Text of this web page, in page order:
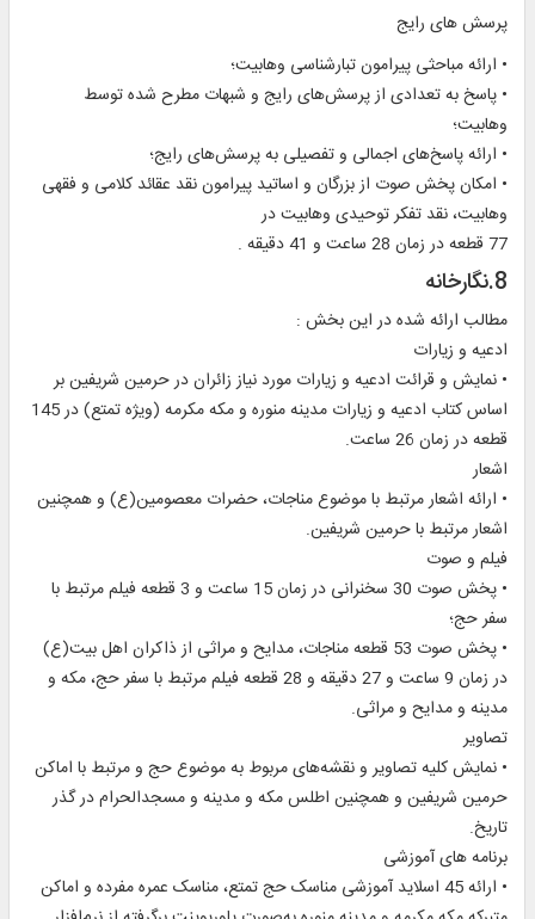
پرسش های رايج
• ارائه مباحثی پيرامون تبارشناسی وهابيت؛
• پاسخ به تعدادی از پرسش‌های رایج و شبهات مطرح شده توسط
وهابيت؛
• ارائه پاسخ‌های اجمالی و تفصيلی به پرسش‌های رایج؛
• امکان پخش صوت از بزرگان و اساتيد پيرامون نقد عقائد کلامی و فقهی
وهابيت، نقد تفکر توحيدی وهابيت در
77 قطعه در زمان 28 ساعت و 41 دقيقه .
8.نگارخانه
مطالب ارائه شده در اين بخش :
ادعيه و زيارات
• نمايش و قرائت ادعيه و زيارات مورد نياز زائران در حرمين شريفين بر
اساس کتاب ادعيه و زيارات مدينه منوره و مكه مكرمه (ويژه تمتع) در 145
قطعه در زمان 26 ساعت.
اشعار
• ارائه اشعار مرتبط با موضوع مناجات، حضرات معصومين(ع) و همچنين
اشعار مرتبط با حرمين شريفين.
فيلم و صوت
• پخش صوت 30 سخنرانی در زمان 15 ساعت و 3 قطعه فيلم مرتبط با
سفر حج؛
• پخش صوت 53 قطعه مناجات، مدايح و مراثی از ذاکران اهل بيت(ع)
در زمان 9 ساعت و 27 دقیقه و 28 قطعه فيلم مرتبط با سفر حج، مکه و
مدينه و مدايح و مراثی.
تصاوير
• نمايش کليه تصاوير و نقشه‌های مربوط به موضوع حج و مرتبط با اماكن
حرمين شريفين و همچنين اطلس مکه و مدينه و مسجدالحرام در گذر
تاريخ.
برنامه های آموزشی
• ارائه 45 اسلايد آموزشی مناسک حج تمتع، مناسک عمره مفرده و اماکن